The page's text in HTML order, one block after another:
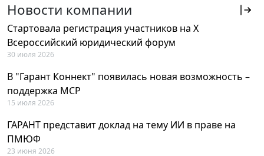
Новости компании
Стартовала регистрация участников на X
Всероссийский юридический форум
30 июля 2026
В "Гарант Коннект" появилась новая возможность –
поддержка MCP
15 июля 2026
ГАРАНТ представит доклад на тему ИИ в праве на
ПМЮФ
23 июня 2026